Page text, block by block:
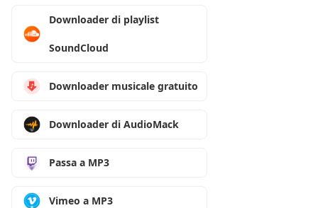
Downloader di playlist
SoundCloud
Downloader musicale gratuito
Downloader di AudioMack
Passa a MP3
Vimeo a MP3